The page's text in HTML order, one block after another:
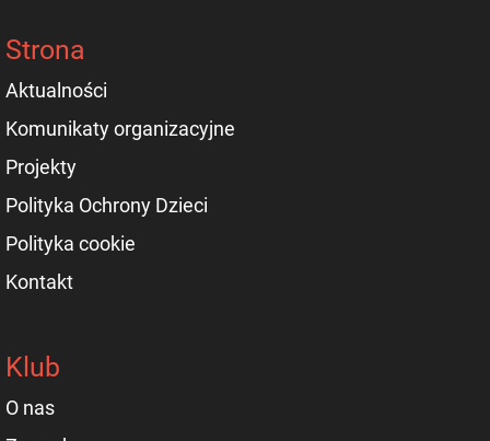
Strona
Aktualności
Komunikaty organizacyjne
Projekty
Polityka Ochrony Dzieci
Polityka cookie
Kontakt
Klub
O nas